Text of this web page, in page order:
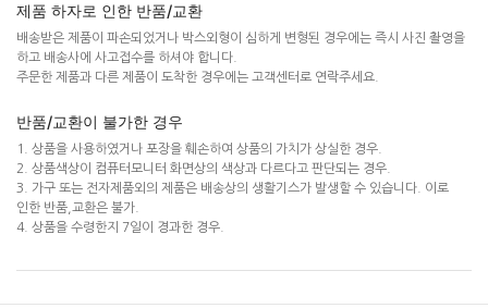
제품 하자로 인한 반품/교환
배송받은 제품이 파손되었거나 박스외형이 심하게 변형된 경우에는 즉시 사진 촬영을
하고 배송사에 사고접수를 하셔야 합니다.
주문한 제품과 다른 제품이 도착한 경우에는 고객센터로 연락주세요.
반품/교환이 불가한 경우
1. 상품을 사용하였거나 포장을 훼손하여 상품의 가치가 상실한 경우.
2. 상품색상이 컴퓨터모니터 화면상의 색상과 다르다고 판단되는 경우.
3. 가구 또는 전자제품외의 제품은 배송상의 생활기스가 발생할 수 있습니다. 이로
인한 반품,교환은 불가.
4. 상품을 수령한지 7일이 경과한 경우.